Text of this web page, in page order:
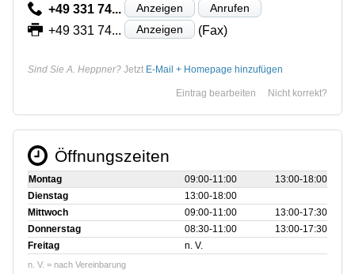
+49 331 74... Anzeigen Anrufen
+49 331 74... Anzeigen (Fax)
Sind Sie A. Heppner? Jetzt E-Mail + Homepage hinzufügen
Nicht korrekt?
Eintrag bearbeiten
Öffnungszeiten
Montag 09:00‑11:00
13:00‑18:00
Dienstag
13:00‑18:00
Mittwoch
09:00‑11:00
13:00‑17:30
Donnerstag
08:30‑11:00
13:00‑17:30
Freitag
n. V.
n. V. = nach Vereinbarung